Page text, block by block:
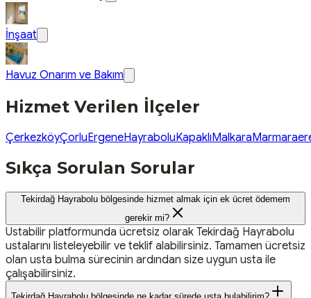
İnşaat
Havuz Onarım ve Bakım
Hizmet Verilen İlçeler
ÇerkezköyÇorluErgeneHayraboluKapaklıMalkara
Sıkça Sorulan Sorular
Tekirdağ Hayrabolu bölgesinde hizmet almak için ek ücret ödemem
gerekir mi?
Ustabilir platformunda ücretsiz olarak Tekirdağ Hayrabolu
ustalarını listeleyebilir ve teklif alabilirsiniz. Tamamen ücretsiz
olan usta bulma sürecinin ardından size uygun usta ile
çalışabilirsiniz.